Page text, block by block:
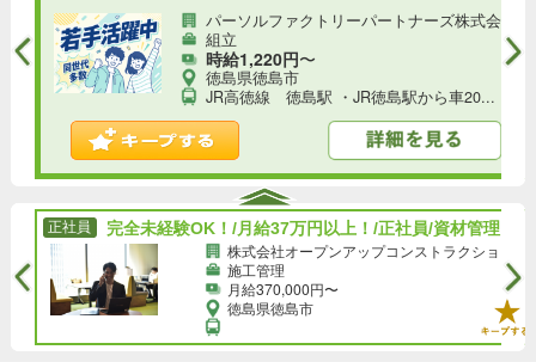
パーソルファクトリーパートナーズ株式会社
組立
時給1,220円〜
徳島県徳島市
JR高徳線 徳島駅 ・JR徳島駅から車20...
（旧...
正社員 完全未経験OK！/月給37万円以上！/正社員/資材管理の事務サポート◎土日祝お休み！★スキルなしでも収入UP★/h
株式会社オープンアップコンストラクション（
施工管理
月給370,000円〜
徳島県徳島市